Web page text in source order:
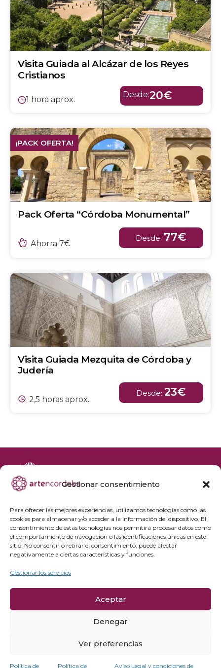
Gestionar consentimiento
Para ofrecer las mejores experiencias, utilizamos tecnologías como las
cookies para almacenar y/o acceder a la información del dispositivo. El
consentimiento de estas tecnologías nos permitirá procesar datos como
el comportamiento de navegación o las identificaciones únicas en este
sitio. No consentir o retirar el consentimiento, puede afectar
negativamente a ciertas características y funciones.
Gestionar los servicios
Aceptar
Denegar
Ver preferencias
Política de Política de Aviso Legal y condiciones de
Visita Guiada al Alcázar de los Reyes
Cristianos
1 hora aprox.
Desde:20€
¡PACK OFERTA!
Pack Oferta “Córdoba Monumental”
Ahorra 7€
Desde: 77€
Visita Guiada Mezquita de Córdoba y
Judería
2,5 horas aprox.
Desde: 23€
Agenda cultural
Preguntas frecuentes
Grupos privados
Política de privacidad
Política de cookies